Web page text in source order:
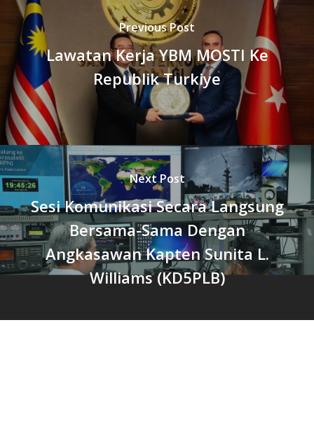
Previous Post
Lawatan Kerja YBM MOSTI Ke
Republik Turkiye
Next Post
Sesi Komunikasi Secara Langsung
Bersama-Sama Dengan
Angkasawan Kapten Sunita L.
Williams (KD5PLB)